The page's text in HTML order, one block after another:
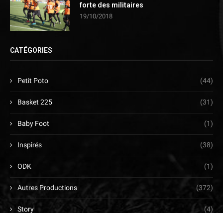
forte des militaires
19/10/2018
CATÉGORIES
Petit Poto (44)
Basket 225 (31)
Baby Foot (1)
Inspirés (38)
ODK (1)
Autres Productions (372)
Story (4)